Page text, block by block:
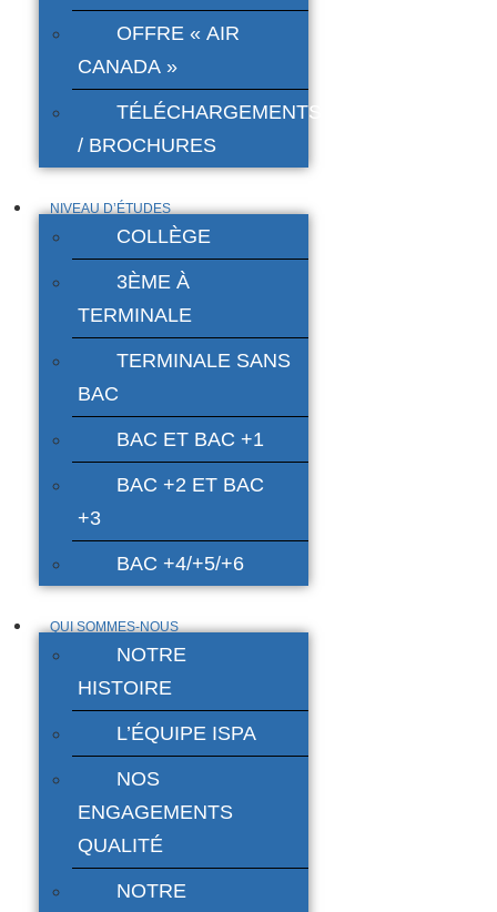
OFFRE « AIR
CANADA »
TÉLÉCHARGEMENTS
/ BROCHURES
NIVEAU D’ÉTUDES
COLLÈGE
3ÈME À
TERMINALE
TERMINALE SANS
BAC
BAC ET BAC +1
BAC +2 ET BAC
+3
BAC +4/+5/+6
QUI SOMMES-NOUS
NOTRE
HISTOIRE
L’ÉQUIPE ISPA
NOS
ENGAGEMENTS
QUALITÉ
NOTRE